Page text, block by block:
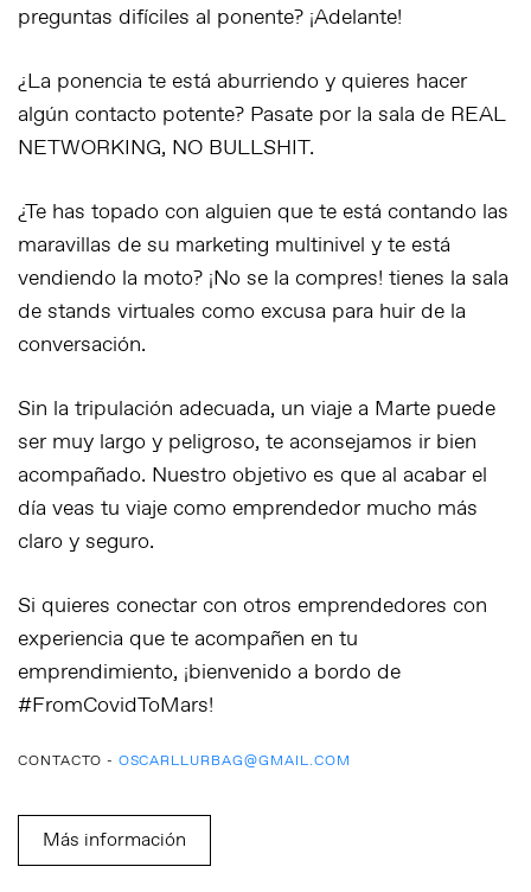
preguntas difíciles al ponente? ¡Adelante!
¿La ponencia te está aburriendo y quieres hacer
algún contacto potente? Pasate por la sala de REAL
NETWORKING, NO BULLSHIT.
¿Te has topado con alguien que te está contando las
maravillas de su marketing multinivel y te está
vendiendo la moto? ¡No se la compres! tienes la sala
de stands virtuales como excusa para huir de la
conversación.
Sin la tripulación adecuada, un viaje a Marte puede
ser muy largo y peligroso, te aconsejamos ir bien
acompañado. Nuestro objetivo es que al acabar el
día veas tu viaje como emprendedor mucho más
claro y seguro.
Si quieres conectar con otros emprendedores con
experiencia que te acompañen en tu
emprendimiento, ¡bienvenido a bordo de
#FromCovidToMars!
CONTACTO - OSCARLLURBAG@GMAIL.COM
Más información